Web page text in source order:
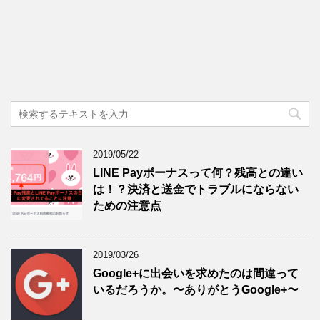
2019/05/22
LINE Payボーナスって何？残高との違い
は！？決済と送金でトラブルにならない
ための注意点
2019/03/26
Google+に出会いを求めたのは間違って
いるだろうか。〜ありがとうGoogle+〜